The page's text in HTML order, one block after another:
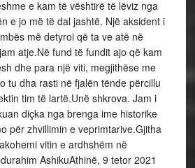
e kam të vështirë të lëviz nga
e jo më të dal jashtë. Një aksident i
më detyroi që ta ve atë në
atje.Në fund të fundit ajo që kam
dhe para një viti, megjithëse me
tu dha rasti në fjalën tënde përcillu
tim të lartë.Unë shkrova. Jam i
diçka nga brenga ime historike
për zhvillimin e veprimtarive.Gjitha
vitin e ardhshëm në
AshikuAthinë, 9 tetor 2021